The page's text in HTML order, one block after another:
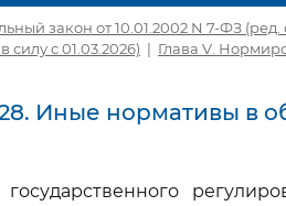
закон от 10.01.2002 N 7-ФЗ
силу с 01.03.2026) | Глава V.
28. Иные нормативы в